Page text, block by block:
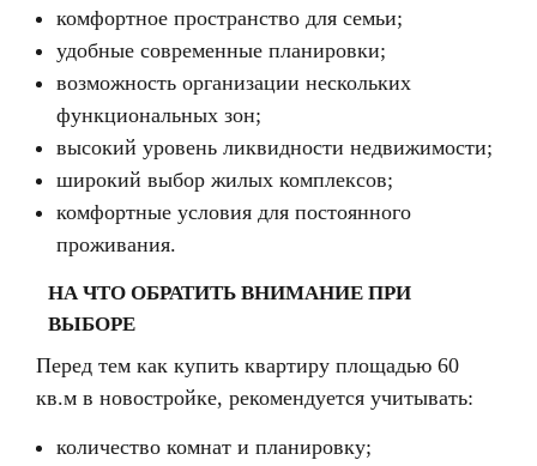
комфортное пространство для семьи;
удобные современные планировки;
возможность организации нескольких
функциональных зон;
высокий уровень ликвидности недвижимости;
широкий выбор жилых комплексов;
комфортные условия для постоянного
проживания.
НА ЧТО ОБРАТИТЬ ВНИМАНИЕ ПРИ
ВЫБОРЕ
Перед тем как купить квартиру площадью 60
кв.м в новостройке, рекомендуется учитывать:
количество комнат и планировку;